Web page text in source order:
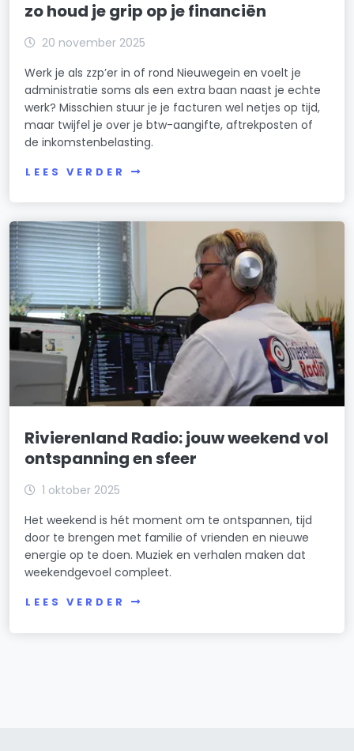
zo houd je grip op je financiën
20 november 2025
Werk je als zzp’er in of rond Nieuwegein en voelt je
administratie soms als een extra baan naast je echte
werk? Misschien stuur je je facturen wel netjes op tijd,
maar twijfel je over je btw-aangifte, aftrekposten of
de inkomstenbelasting.
LEES VERDER
Rivierenland Radio: jouw weekend vol
ontspanning en sfeer
1 oktober 2025
Het weekend is hét moment om te ontspannen, tijd
door te brengen met familie of vrienden en nieuwe
energie op te doen. Muziek en verhalen maken dat
weekendgevoel compleet.
LEES VERDER